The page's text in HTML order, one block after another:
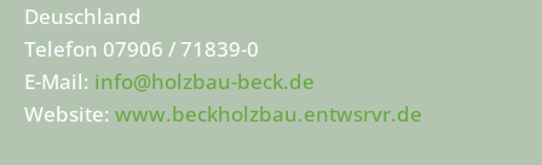
Deuschland
Telefon 07906 / 71839-0
E-Mail: info@holzbau-beck.de
Website: www.beckholzbau.entwsrvr.de